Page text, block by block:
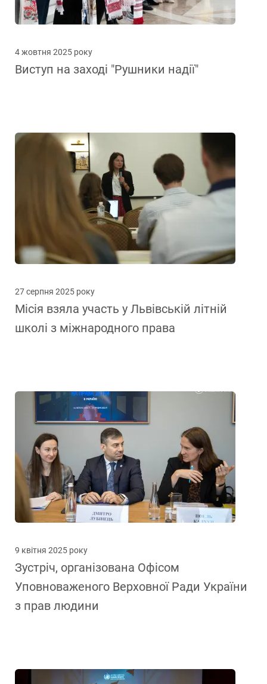
4 жовтня 2025 року
Виступ на заході "Рушники надії"
27 серпня 2025 року
Місія взяла участь у Львівській літній
школі з міжнародного права
9 квітня 2025 року
Зустріч, організована Офісом
Уповноваженого Верховної Ради України
з прав людини